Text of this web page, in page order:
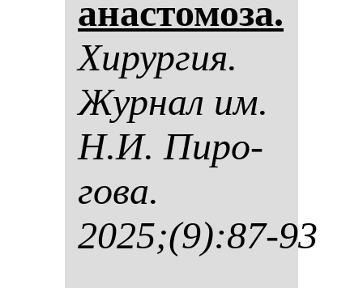
анас­то­мо­за.
Хи­рур­гия.
Жур­нал им.
Н.И. Пи­ро­
го­ва.
2025;(9):87-93